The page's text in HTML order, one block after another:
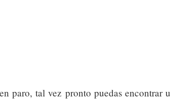
paro, tal vez pronto puedas encontrar